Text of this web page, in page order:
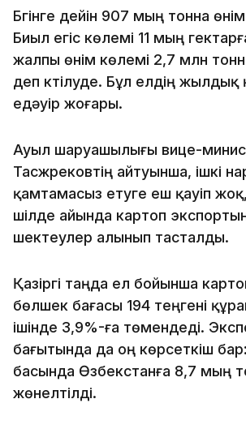
Бүгінге дейін 907 мың тонна
Биыл егіс көлемі 11 мың
жалпы өнім көлемі 2,7 млн
деп күтілуде. Бұл елдің жылдық
едәуір жоғары.
Ауыл шаруашылығы вице-
Тасжүрековтің айтуынша, ішкі
қамтамасыз етуге еш қауіп
шілде айында картоп
шектеулер алынып тасталды.
Қазіргі таңда ел бойынша
бөлшек бағасы 194 теңгені
ішінде 3,9%-ға төмендеді.
бағытында да оң көрсеткіш бар:
басында Өзбекстанға 8,7 мың
жөнелтілді.